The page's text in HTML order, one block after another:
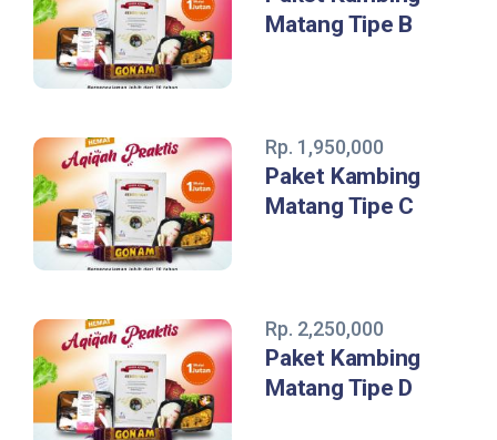
Matang Tipe B
Rp. 1,950,000
Paket Kambing
Matang Tipe C
Rp. 2,250,000
Paket Kambing
Matang Tipe D